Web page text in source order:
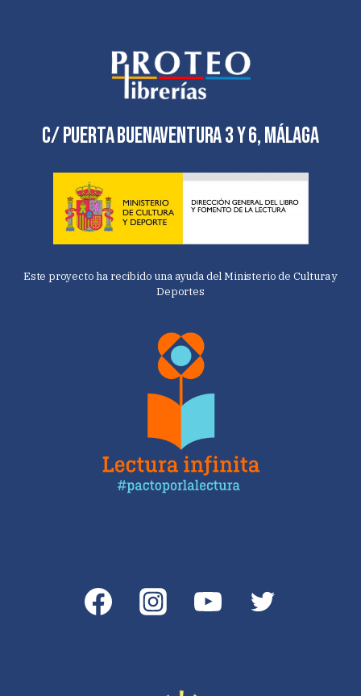
C/ Puerta Buenaventura 3 y 6, Málaga
Este proyecto ha recibido una ayuda del Ministerio de Cultura y
Deportes